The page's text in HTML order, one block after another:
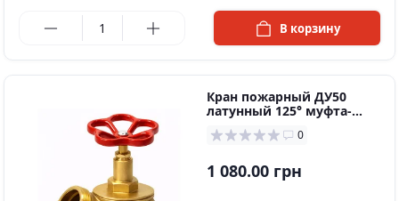
В корзину
Кран пожарный ДУ50
латунный 125° муфта-
цапка
0
1 080.00 грн